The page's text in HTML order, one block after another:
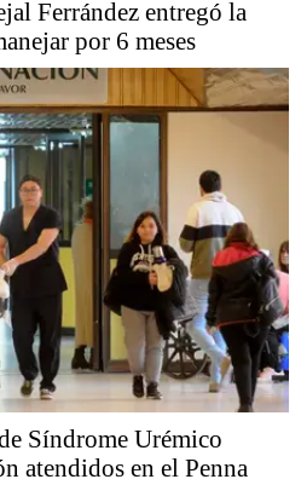
Ferrández entregó la
por 6 meses
Síndrome Urémico
atendidos en el Penna